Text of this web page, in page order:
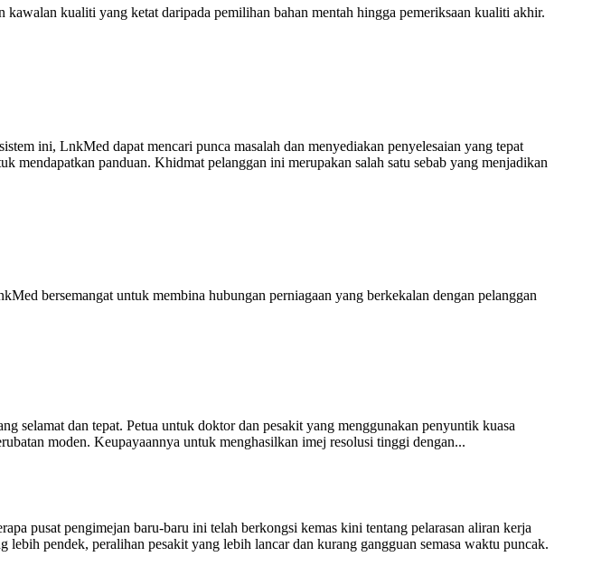
kualiti yang ketat daripada pemilihan bahan mentah hingga pemeriksaan kualiti akhir.
ini, LnkMed dapat mencari punca masalah dan menyediakan penyelesaian yang tepat
mendapatkan panduan. Khidmat pelanggan ini merupakan salah satu sebab yang menjadikan
bersemangat untuk membina hubungan perniagaan yang berkekalan dengan pelanggan
selamat dan tepat. Petua untuk doktor dan pesakit yang menggunakan penyuntik kuasa
moden. Keupayaannya untuk menghasilkan imej resolusi tinggi dengan...
pusat pengimejan baru-baru ini telah berkongsi kemas kini tentang pelarasan aliran kerja
pendek, peralihan pesakit yang lebih lancar dan kurang gangguan semasa waktu puncak.